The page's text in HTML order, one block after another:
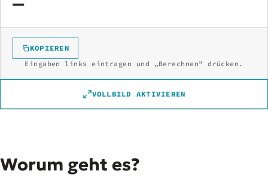
KOPIEREN
Eingaben links eintragen und „Berechnen" drücken.
VOLLBILD AKTIVIEREN
Worum geht es?